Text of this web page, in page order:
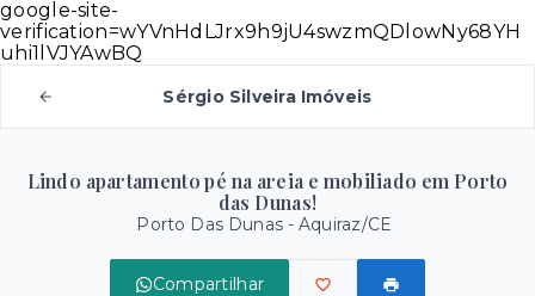
google-site-
verification=wYVnHdLJrx9h9jU4swzmQDlowNy68YH
uhi1lVJYAwBQ
Sérgio Silveira Imóveis
Lindo apartamento pé na areia e mobiliado em Porto
das Dunas!
Porto Das Dunas - Aquiraz/CE
Compartilhar